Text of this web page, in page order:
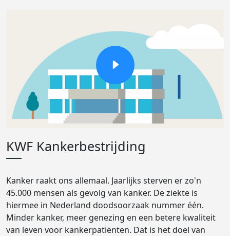
KWF Kankerbestrijding
Kanker raakt ons allemaal. Jaarlijks sterven er zo'n
45.000 mensen als gevolg van kanker. De ziekte is
hiermee in Nederland doodsoorzaak nummer één.
Minder kanker, meer genezing en een betere kwaliteit
van leven voor kankerpatiënten. Dat is het doel van